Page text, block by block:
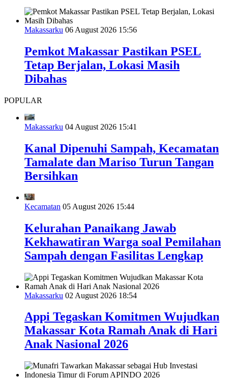
Makassarku 06 August 2026 15:56
Pemkot Makassar Pastikan PSEL
Tetap Berjalan, Lokasi Masih
Dibahas
POPULAR
Makassarku 04 August 2026 15:41
Kanal Dipenuhi Sampah, Kecamatan
Tamalate dan Mariso Turun Tangan
Bersihkan
Kecamatan 05 August 2026 15:44
Kelurahan Panaikang Jawab
Kekhawatiran Warga soal Pemilahan
Sampah dengan Fasilitas Lengkap
Makassarku 02 August 2026 18:54
Appi Tegaskan Komitmen Wujudkan
Makassar Kota Ramah Anak di Hari
Anak Nasional 2026